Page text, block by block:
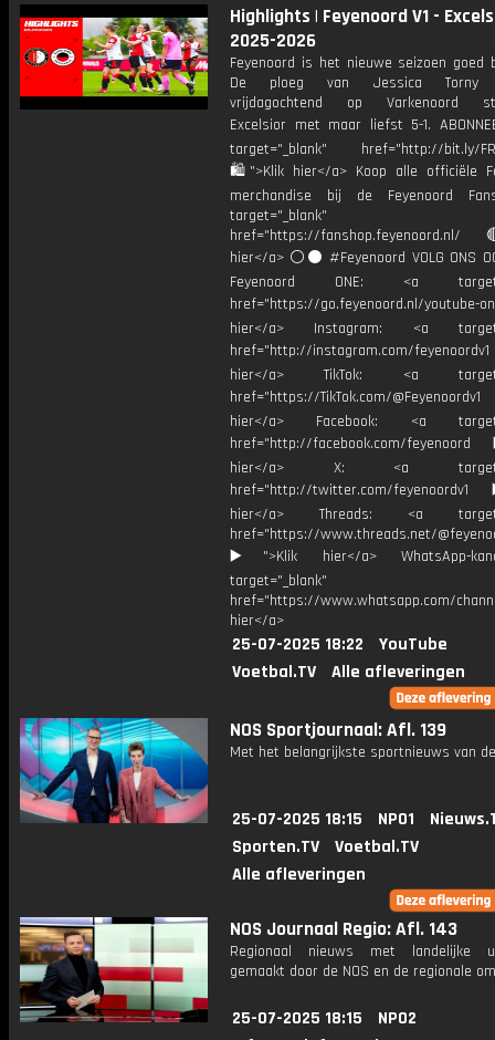
Highlights | Feyenoord V1 -
2025-2026
Feyenoord is het nieuwe seizoen goed
De ploeg van Jessica Torny
vrijdagochtend op Varkenoord
Excelsior met maar liefst 5-1.
target="_blank" href="http://bit.ly/
🛍">Klik hier</a> Koop alle officiële
merchandise bij de Feyenoord
target="_blank"
href="https://
hier</a> ⚪️⚫ #Feyenoord VOLG ONS
Feyenoord ONE: <a
href="https://go.feyenoord.nl/youtube-
hier</a> Instagram: <a
href="http://instagram.com/
hier</a> TikTok: <a
href="https://TikTok.com/
hier</a> Facebook: <a
href="http://facebook.com/
hier</a> X: <a
href="http://twitter.com/
hier</a> Threads: <a
href="https://www.threads.net/
▶️">Klik hier</a> WhatsApp-
target="_blank"
href="https://www.whatsapp.com/
hier</a>
25-07-2025 18:22
YouTube
Voetbal.TV
Alle afleveringen
NOS Sportjournaal: Afl. 139
Met het belangrijkste sportnieuws van
25-07-2025 18:15 NPO1
Sporten.TV
Voetbal.TV
Alle afleveringen
NOS Journaal Regio: Afl. 143
Regionaal nieuws met landelijke
gemaakt door de NOS en de regionale
25-07-2025 18:15
NPO2